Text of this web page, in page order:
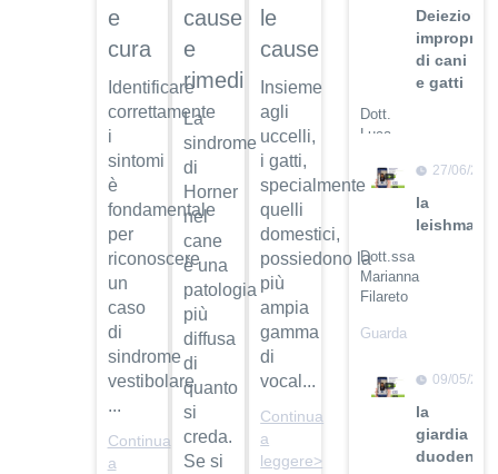
e
cura
Identificare
correttamente
i
sintomi
è
fondamentale
per
riconoscere
un
caso
di
sindrome
vestibolare
...
Continua
a
cause
e
rimedi
La
sindrome
di
Horner
nel
cane
è una
patologia
più
diffusa
di
quanto
si
creda.
Se si
le
cause
Insieme
agli
uccelli,
i gatti,
specialmente
quelli
domestici,
possiedono la
più
ampia
gamma
di
vocal...
Continua
a
leggere>
Deiezioni
improprie
di cani
e gatti
Dott.
Luca
Guarda
27/06/
la
Dott.ssa
Marianna
Filareto
Guarda
09/05/
la
giardia